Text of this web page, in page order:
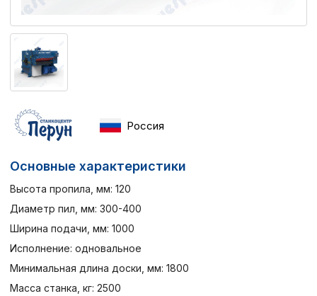
Россия
Основные характеристики
Высота пропила, мм: 120
Диаметр пил, мм: 300-400
Ширина подачи, мм: 1000
Исполнение: одновальное
Минимальная длина доски, мм: 1800
Масса станка, кг: 2500